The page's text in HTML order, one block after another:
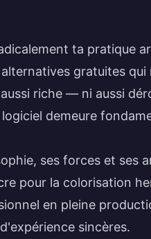
ta pratique
gratuites
riche — ni aussi
demeure
ses forces et ses
pour la colorisation
en pleine
sincères.